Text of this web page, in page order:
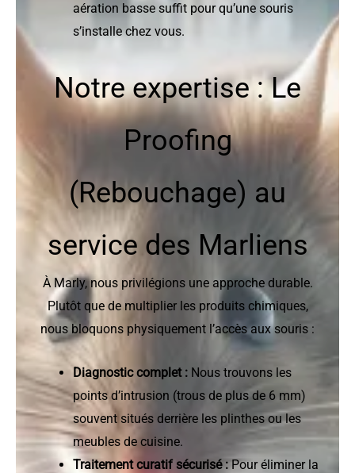
aération basse suffit pour qu’une souris
s’installe chez vous.
Notre expertise : Le
Proofing
(Rebouchage) au
service des Marliens
À Marly, nous privilégions une approche durable.
Plutôt que de multiplier les produits chimiques,
nous bloquons physiquement l’accès aux souris :
Diagnostic complet : Nous trouvons les
points d’intrusion (trous de plus de 6 mm)
souvent situés derrière les plinthes ou les
meubles de cuisine.
Traitement curatif sécurisé :Pour éliminer la